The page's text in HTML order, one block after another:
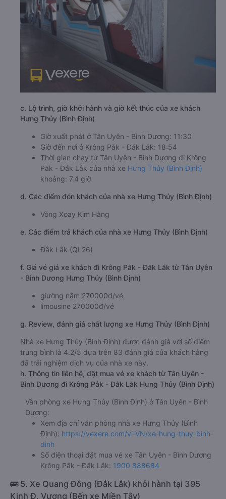
c. Lộ trình, giờ khởi hành và giờ kết thúc của xe khách
Hưng Thủy (Bình Định)
Giờ xuất phát ở Tân Uyên - Bình Dương: 11:30
Giờ đến nơi ở Krông Pắk - Đắk Lắk: 18:54
Thời gian chạy từ Tân Uyên - Bình Dương đi Krông
Pắk - Đắk Lắk của nhà xe Hưng Thủy (Bình Định)
khoảng: 7.4 giờ
d. Các điểm đón khách của nhà xe Hưng Thủy (Bình Định)
Vòng Xoay Kim Hằng
e. Các điểm trả khách của nhà xe Hưng Thủy (Bình Định)
Đắk Lắk (QL26)
f. Giá vé giá xe khách đi Krông Pắk - Đắk Lắk từ Tân Uyên
- Bình Dương Hưng Thủy (Bình Định)
giường nằm 270000đ/vé
limousine 270000đ/vé
g. Review, đánh giá chất lượng xe Hưng Thủy (Bình Định)
Nhà xe Hưng Thủy (Bình Định) được đánh giá với số điểm
trung bình là 4.2/5 dựa trên 83 đánh giá của khách hàng
đã trải nghiệm dịch vụ của nhà xe này.
h. Thông tin liên hệ, đặt mua vé xe khách từ Tân Uyên -
Bình Dương đi Krông Pắk - Đắk Lắk Hưng Thủy (Bình Định)
Văn phòng xe Hưng Thủy (Bình Định) ở Tân Uyên - Bình
Dương:
Xem địa chỉ văn phòng nhà xe Hưng Thủy (Bình
Định): https://vexere.com/vi-VN/xe-hung-thuy-binh-
dinh
Số điện thoại đặt mua vé xe Tân Uyên - Bình Dương
Krông Pắk - Đắk Lắk: 1900 888684
🚌 5. Xe Quang Đông (Đắk Lắk) khởi hành tại 395
Kinh Đ. Vương (Bến xe Miền Tây)